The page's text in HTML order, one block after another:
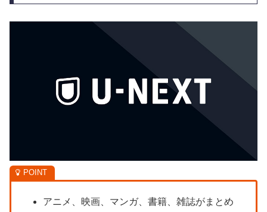
アニメ、映画、マンガ、書籍、雑誌がまとめ